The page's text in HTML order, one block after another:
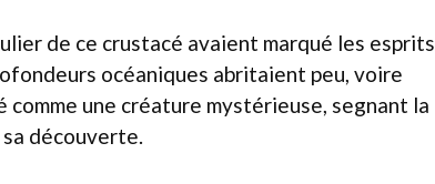
de ce crustacé avaient marqué les esprits,
océaniques abritaient peu, voire
comme une créature mystérieuse, segnant la
découverte.